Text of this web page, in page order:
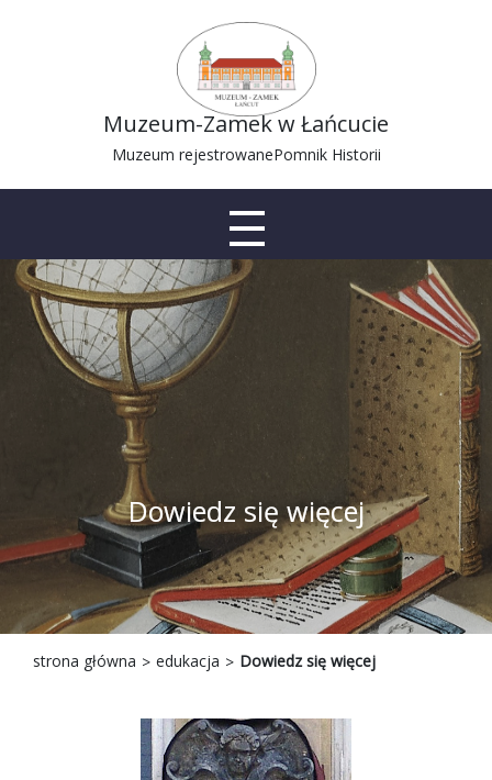
Muzeum-Zamek w Łańcucie
Muzeum rejestrowanePomnik Historii
Dowiedz się więcej
strona główna edukacja Dowiedz się więcej